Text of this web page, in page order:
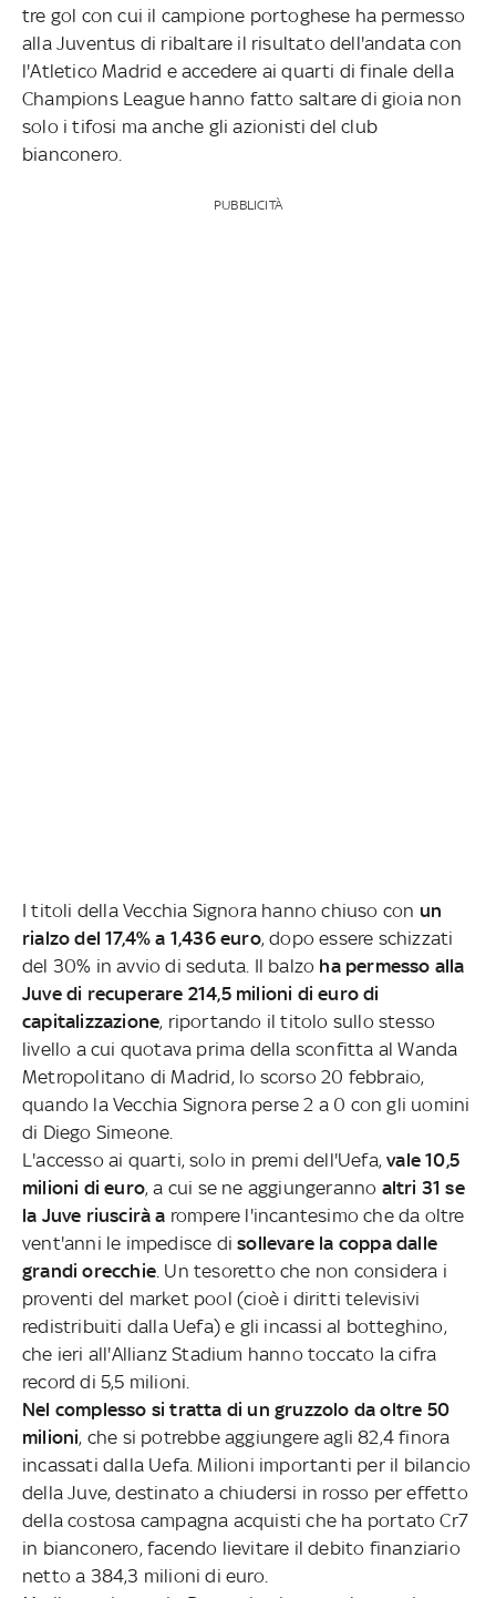
tre gol con cui il campione portoghese ha permesso
alla Juventus di ribaltare il risultato dell'andata con
l'Atletico Madrid e accedere ai quarti di finale della
Champions League hanno fatto saltare di gioia non
solo i tifosi ma anche gli azionisti del club
bianconero.
PUBBLICITÀ
I titoli della Vecchia Signora hanno chiuso con un
rialzo del 17,4% a 1,436 euro, dopo essere schizzati
del 30% in avvio di seduta. Il balzo ha permesso alla
Juve di recuperare 214,5 milioni di euro di
capitalizzazione, riportando il titolo sullo stesso
livello a cui quotava prima della sconfitta al Wanda
Metropolitano di Madrid, lo scorso 20 febbraio,
quando la Vecchia Signora perse 2 a 0 con gli uomini
di Diego Simeone.
L'accesso ai quarti, solo in premi dell'Uefa,vale 10,5
milioni di euro, a cui se ne aggiungeranno altri 31 se
la Juve riuscirà a rompere l'incantesimo che da oltre
vent'anni le impedisce di sollevare la coppa dalle
grandi orecchie . Un tesoretto che non considera i
proventi del market pool (cioè i diritti televisivi
redistribuiti dalla Uefa) e gli incassi al botteghino,
che ieri all'Allianz Stadium hanno toccato la cifra
record di 5,5 milioni.
Nel complesso si tratta di un gruzzolo da oltre 50
milioni, che si potrebbe aggiungere agli 82,4 finora
incassati dalla Uefa. Milioni importanti per il bilancio
della Juve, destinato a chiudersi in rosso per effetto
della costosa campagna acquisti che ha portato Cr7
in bianconero, facendo lievitare il debito finanziario
netto a 384,3 milioni di euro.